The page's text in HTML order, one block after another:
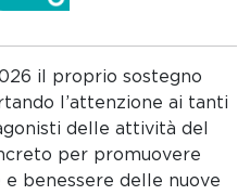
il proprio sostegno
l’attenzione ai tanti
delle attività del
per promuovere
benessere delle nuove